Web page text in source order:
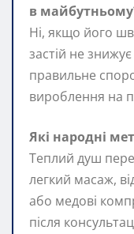
в
Ні, якщо його
застій не
правильне
вироблення на
Які народні
Теплий душ
легкий масаж,
або медові
після